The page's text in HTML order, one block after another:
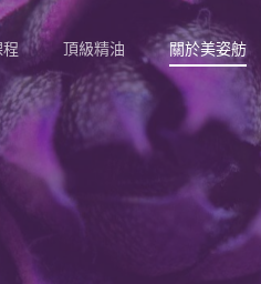
程 頂級精油 關於美姿舫